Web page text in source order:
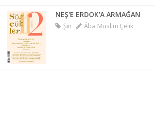
NEŞ'E ERDOK'A ARMAĞAN
Şiir Âba Müslim Çelik